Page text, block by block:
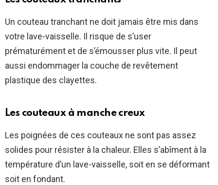
Un couteau tranchant ne doit jamais être mis dans
votre lave-vaisselle. Il risque de s’user
prématurément et de s’émousser plus vite. Il peut
aussi endommager la couche de revêtement
plastique des clayettes.
Les couteaux à manche creux
Les poignées de ces couteaux ne sont pas assez
solides pour résister à la chaleur. Elles s’abîment à la
température d’un lave-vaisselle, soit en se déformant
soit en fondant.